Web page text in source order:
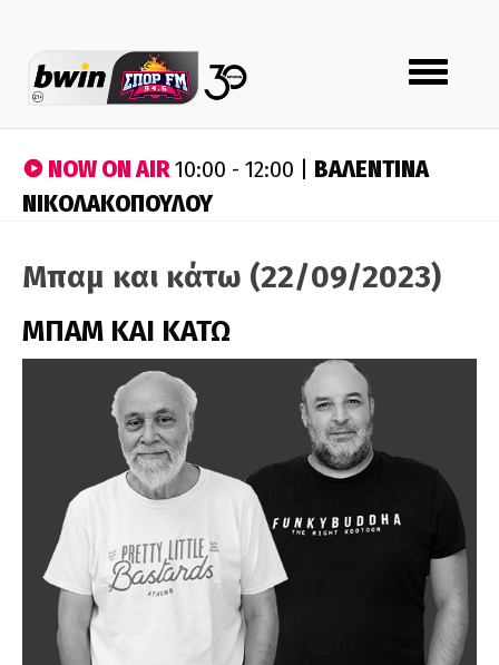
Toggle
navigation
NOW ON AIR10:00 - 12:00 | ΒΑΛΕΝΤΙΝΑ
ΝΙΚΟΛΑΚΟΠΟΥΛΟΥ
Μπαμ και κάτω (22/09/2023)
ΜΠΑΜ ΚΑΙ ΚΑΤΩ